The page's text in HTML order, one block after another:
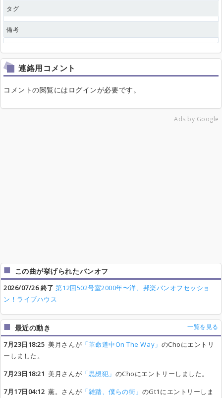
タグ
備考
連絡用コメント
コメントの閲覧にはログインが必要です。
Ads by Google
この曲が挙げられたバンオフ
2026/07/26 終了 第12回502号室2000年〜洋、邦楽バンオフセッショ
ン！ライブハウス
最近の動き 一覧を見る
7月23日18:25 美月さんが 「革命道中On The Way」 のChoにエントリ
ーしました。
7月23日18:21 美月さんが 「思想犯」 のChoにエントリーしました。
7月17日04:12 薫。さんが 「雑踏、僕らの街」 のGt1にエントリーしま